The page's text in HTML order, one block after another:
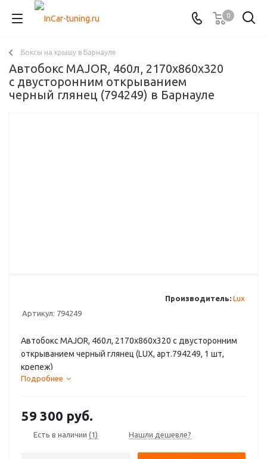
0
Боксы на крышу в Барнауле
Автобокс MAJOR, 460л, 2170х860х320
с двусторонним открыванием
черный глянец (794249) в Барнауле
Артикул: 794249
Производитель: Lux
Автобокс MAJOR, 460л, 2170х860х320 с двусторонним
открыванием черный глянец (LUX, арт.794249, 1 шт,
крепеж)
Подробнее
59 300 руб.
Есть в наличии (1) Нашли дешевле?